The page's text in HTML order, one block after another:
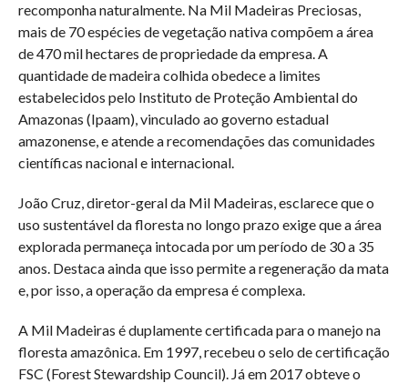
recomponha naturalmente. Na Mil Madeiras Preciosas,
mais de 70 espécies de vegetação nativa compõem a área
de 470 mil hectares de propriedade da empresa. A
quantidade de madeira colhida obedece a limites
estabelecidos pelo Instituto de Proteção Ambiental do
Amazonas (Ipaam), vinculado ao governo estadual
amazonense, e atende a recomendações das comunidades
científicas nacional e internacional.
João Cruz, diretor-geral da Mil Madeiras, esclarece que o
uso sustentável da floresta no longo prazo exige que a área
explorada permaneça intocada por um período de 30 a 35
anos. Destaca ainda que isso permite a regeneração da mata
e, por isso, a operação da empresa é complexa.
A Mil Madeiras é duplamente certificada para o manejo na
floresta amazônica. Em 1997, recebeu o selo de certificação
FSC (Forest Stewardship Council). Já em 2017 obteve o